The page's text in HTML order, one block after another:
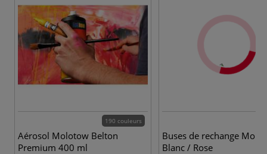
190 couleurs
Aérosol Molotow Belton
Premium 400 ml
Buses de rechange
Blanc / Rose